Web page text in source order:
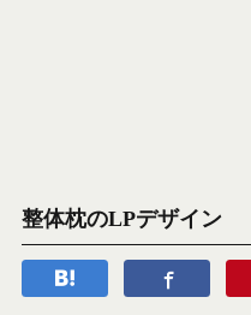
整体枕のLPデザイン